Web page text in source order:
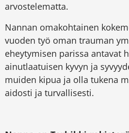
arvostelematta.
Nannan omakohtainen
vuoden työ oman trauman
eheytymisen parissa antavat
ainutlaatuisen kyvyn ja
muiden kipua ja olla tukena
aidosti ja turvallisesti.